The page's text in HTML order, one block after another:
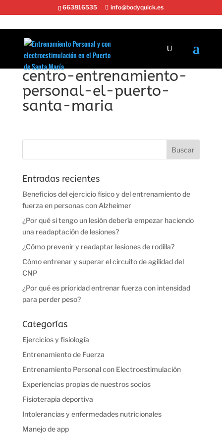
663816535 info@bodyquick.es
centro-entrenamiento-
personal-el-puerto-
santa-maria
Entradas recientes
Beneficios del ejercicio físico y del entrenamiento de
fuerza en personas con Alzheimer
¿Por qué si tengo un lesión debería empezar haciendo
una readaptación de lesiones?
¿Cómo prevenir y readaptar lesiones de rodilla?
Cómo entrenar y superar el circuito de agilidad del
CNP
¿Por qué es prioridad entrenar fuerza con intensidad
para perder peso?
Categorías
Ejercicios y fisiología
Entrenamiento de Fuerza
Entrenamiento Personal con Electroestimulación
Experiencias propias de nuestros socios
Fisioterapia deportiva
Intolerancias y enfermedades nutricionales
Manejo de app